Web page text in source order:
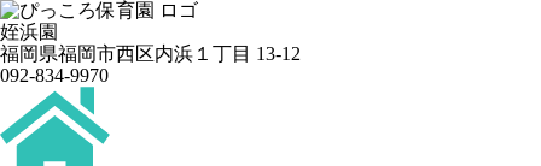
姪浜園
福岡県福岡市西区内浜１丁目 13-12
092-834-9970